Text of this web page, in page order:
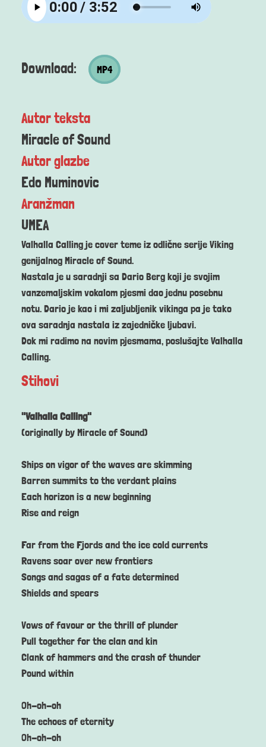
Download: MP4 datoteka
MP4
Autor teksta
Miracle of Sound
Autor glazbe
Edo Muminovic
Aranžman
UMEA
Valhalla Calling je cover teme iz odlične serije Viking
genijalnog Miracle of Sound.
Nastala je u saradnji sa Dario Berg koji je svojim
vanzemaljskim vokalom pjesmi dao jednu posebnu
notu. Dario je kao i mi zaljubljenik vikinga pa je tako
ova saradnja nastala iz zajedničke ljubavi.
Dok mi radimo na novim pjesmama, poslušajte Valhalla
Calling.
Stihovi
"Valhalla Calling"
(originally by Miracle of Sound)
Ships on vigor of the waves are skimming
Barren summits to the verdant plains
Each horizon is a new beginning
Rise and reign
Far from the Fjords and the ice cold currents
Ravens soar over new frontiers
Songs and sagas of a fate determined
Shields and spears
Vows of favour or the thrill of plunder
Pull together for the clan and kin
Clank of hammers and the crash of thunder
Pound within
Oh-oh-oh
The echoes of eternity
Oh-oh-oh